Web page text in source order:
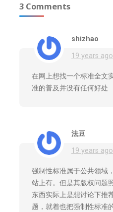
3 Comments
shizhao
19 years ago
在网上想找一个标准全文
准的普及并没有任何好处
法豆
19 years ago
强制性标准属于公共领域
站上有。但是其版权问题
东西实际上是想讨论下推
题，就着也把强制性标准